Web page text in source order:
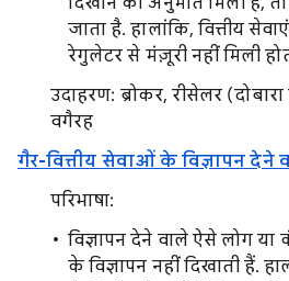
जाता है. हालांकि, वित्तीय
रेगुलेटर से मंज़ूरी नहीं मिली
उदाहरण: ब्रोकर, रीसेलर
वगैरह
गैर-वित्तीय सेवाओं के विज्ञापन देने
परिभाषा:
विज्ञापन देने वाले ऐसे लोग या
के विज्ञापन नहीं दिखाती हैं.